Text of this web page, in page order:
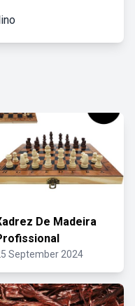
De Madeira
September 2024